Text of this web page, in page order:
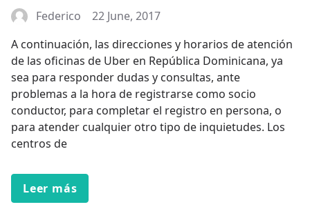
Federico
22 June, 2017
A continuación, las direcciones y horarios de atención
de las oficinas de Uber en República Dominicana, ya
sea para responder dudas y consultas, ante
problemas a la hora de registrarse como socio
conductor, para completar el registro en persona, o
para atender cualquier otro tipo de inquietudes. Los
centros de
Leer más